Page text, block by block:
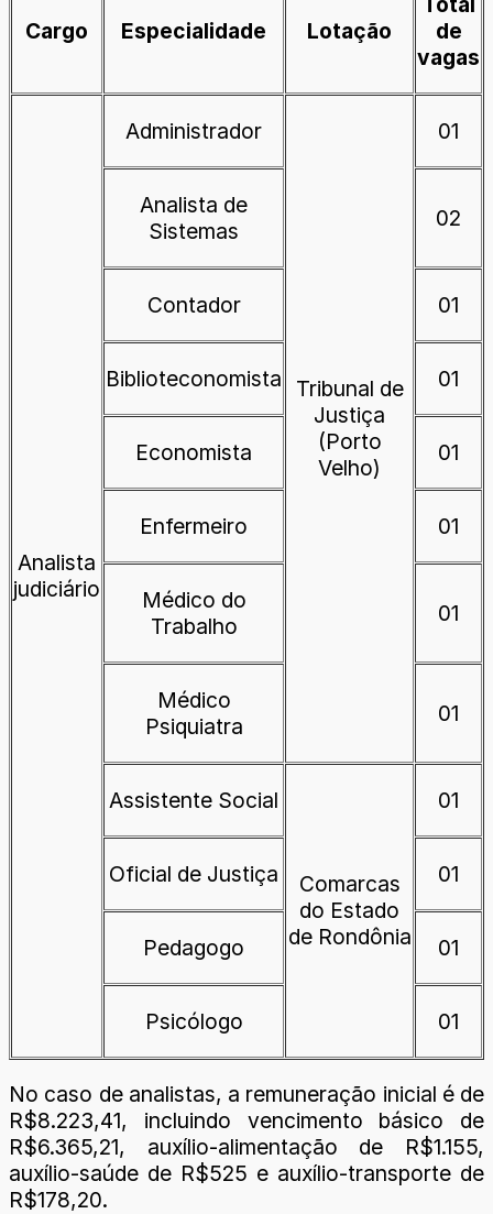
Cargo Especialidade Lotação
de
vagas
Analista
judiciário
Administrador
Tribunal de
Justiça
(Porto
Velho)
01
Analista de
Sistemas
02
Contador 01
Biblioteconomista 01
Economista 01
Enfermeiro 01
Médico do
Trabalho
01
Médico
Psiquiatra
01
Assistente Social
Comarcas
do Estado
de Rondônia
01
Oficial de Justiça 01
Pedagogo 01
Psicólogo 01
No caso de analistas, a remuneração inicial é de
R$8.223,41, incluindo vencimento básico de
R$6.365,21, auxílio-alimentação de R$1.155,
auxílio-saúde de R$525 e auxílio-transporte de
R$178,20.